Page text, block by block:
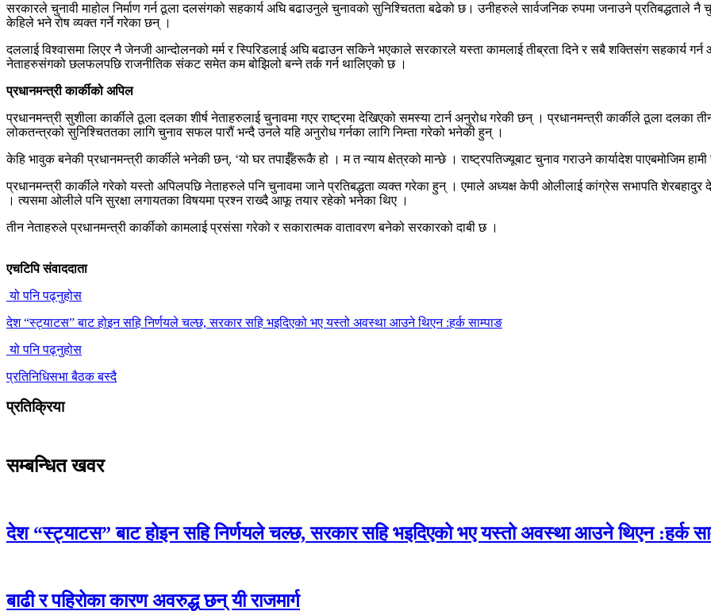
सरकारले चुनावी माहोल निर्माण गर्न ठूला दलसंगको सहकार्य अघि बढाउनुले चुनावको सुनिश्चितता बढेको छ। उनीहरुले सार्वजनिक रुपमा जनाउने प्रतिबद्धताले नै
केहिले भने रोष व्यक्त गर्ने गरेका छन् ।
दललाई विश्वासमा लिएर नै जेनजी आन्दोलनको मर्म र स्पिरिडलाई अघि बढाउन सकिने भएकाले सरकारले यस्ता कामलाई तीब्रता दिने र सबै शक्तिसंग सहकार्य
नेताहरुसंगको छलफलपछि राजनीतिक संकट समेत कम बोझिलो बन्ने तर्क गर्न थालिएको छ ।
प्रधानमन्त्री कार्कीको अपिल
प्रधानमन्त्री सुशीला कार्कीले ठूला दलका शीर्ष नेताहरुलाई चुनावमा गएर राष्ट्रमा देखिएको समस्या टार्न अनुरोध गरेकी छन् । प्रधानमन्त्री कार्कीले ठूला दलका
लोकतन्त्रको सुनिश्चिततका लागि चुनाव सफल पारौं भन्दै उनले यहि अनुरोध गर्नका लागि निम्ता गरेको भनेकी हुन् ।
केहि भावुक बनेकी प्रधानमन्त्री कार्कीले भनेकी छन्, ‘यो घर तपाईँहरूकै हो । म त न्याय क्षेत्रको मान्छे । राष्ट्रपतिज्यूबाट चुनाव गराउने कार्यादेश पाएबमोजिम
प्रधानमन्त्री कार्कीले गरेको यस्तो अपिलपछि नेताहरुले पनि चुनावमा जाने प्रतिबद्धता व्यक्त गरेका हुन् । एमाले अध्यक्ष केपी ओलीलाई कांग्रेस सभापति
। त्यसमा ओलीले पनि सुरक्षा लगायतका विषयमा प्रश्न राख्दै आफू तयार रहेको भनेका थिए ।
तीन नेताहरुले प्रधानमन्त्री कार्कीको कामलाई प्रसंसा गरेको र सकारात्मक वातावरण बनेको सरकारको दाबी छ ।
एचटिपि संवाददाता
यो पनि पढ्नुहोस
देश “स्ट्याटस” बाट होइन सहि निर्णयले चल्छ, सरकार सहि भइदिएको भए यस्तो अवस्था आउने थिएन :हर्क साम्पाङ
यो पनि पढ्नुहोस
प्रतिनिधिसभा बैठक बस्दै
प्रतिक्रिया
सम्बन्धित खवर
देश “स्ट्याटस” बाट होइन सहि निर्णयले चल्छ, सरकार सहि भइदिएको भए यस्तो अवस्था आउने थिएन :हर्क
बाढी र पहिरोका कारण अवरुद्ध छन् यी राजमार्ग